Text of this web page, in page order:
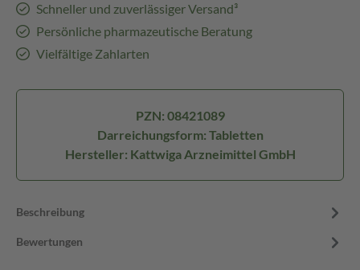
Schneller und zuverlässiger Versand³
Persönliche pharmazeutische Beratung
Vielfältige Zahlarten
PZN: 08421089
Darreichungsform: Tabletten
Hersteller: Kattwiga Arzneimittel GmbH
Beschreibung
Bewertungen